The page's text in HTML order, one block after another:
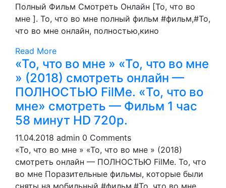
Полный Фильм Смотреть Онлайн [То, что во
мне ]. То, что во мне полный фильм #фильм,#То,
что во мне онлайн, полностью,кино
Read More
«То, что во мне » «То, что во мне
» (2018) смотреть онлайн —
ПОЛНОСТЬЮ FilMe. «То, что во
мне» смотреть — Фильм 1 чac
58 минут HD 720p.
11.04.2018 admin 0 Comments
«То, что во мне » «То, что во мне » (2018)
смотреть онлайн — ПОЛНОСТЬЮ FilMe. То, что
во мне Поразительные фильмы, которые были
сняты на мобильный #фильм,#То, что во мне